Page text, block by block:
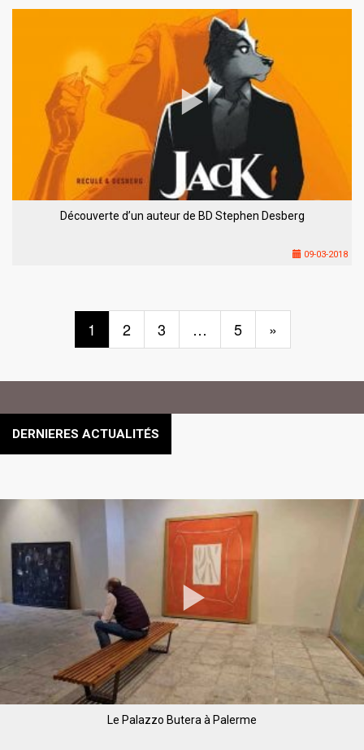
Découverte d’un auteur de BD Stephen Desberg
09-03-2018
1 2 3 … 5 »
DERNIERES ACTUALITÉS
Le Palazzo Butera à Palerme